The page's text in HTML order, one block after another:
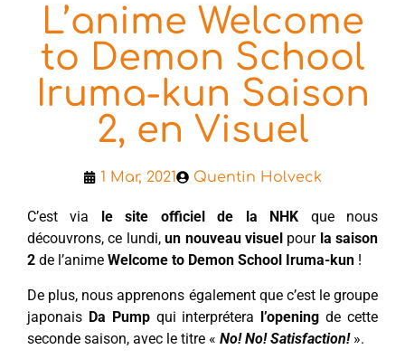
L’anime Welcome
to Demon School
Iruma-kun Saison
2, en Visuel
1 Mar, 2021 Quentin Holveck
C’est via le site officiel de la NHK que nous
découvrons, ce lundi,un nouveau visuelpour la saison
2 de l’anime Welcome to Demon School Iruma-kun !
De plus, nous apprenons également que c’est le groupe
japonais Da Pumpqui interprétera l’opening de cette
seconde saison, avec le titre « No! No! Satisfaction!».